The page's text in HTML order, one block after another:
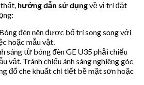
thất, hướng dẫn sử dụngvề vị trí đặt
Bóng đèn nên được bố trí song song với
hoặc mẫu vật.
sáng từ bóng đèn GE U35 phải chiếu
vật. Tránh chiếu ánh sáng nghiêng góc
đổ che khuất chi tiết bề mặt sơn hoặc